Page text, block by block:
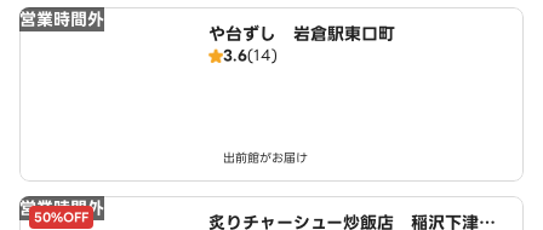
営業時間外
や台ずし 岩倉駅東口町
3.6(14)
出前館がお届け
営業時間外
50%OFF
炙りチャーシュー炒飯店 稲沢下津